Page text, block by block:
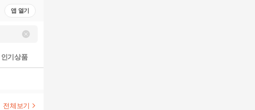
앱 열기
인기상품
전체보기